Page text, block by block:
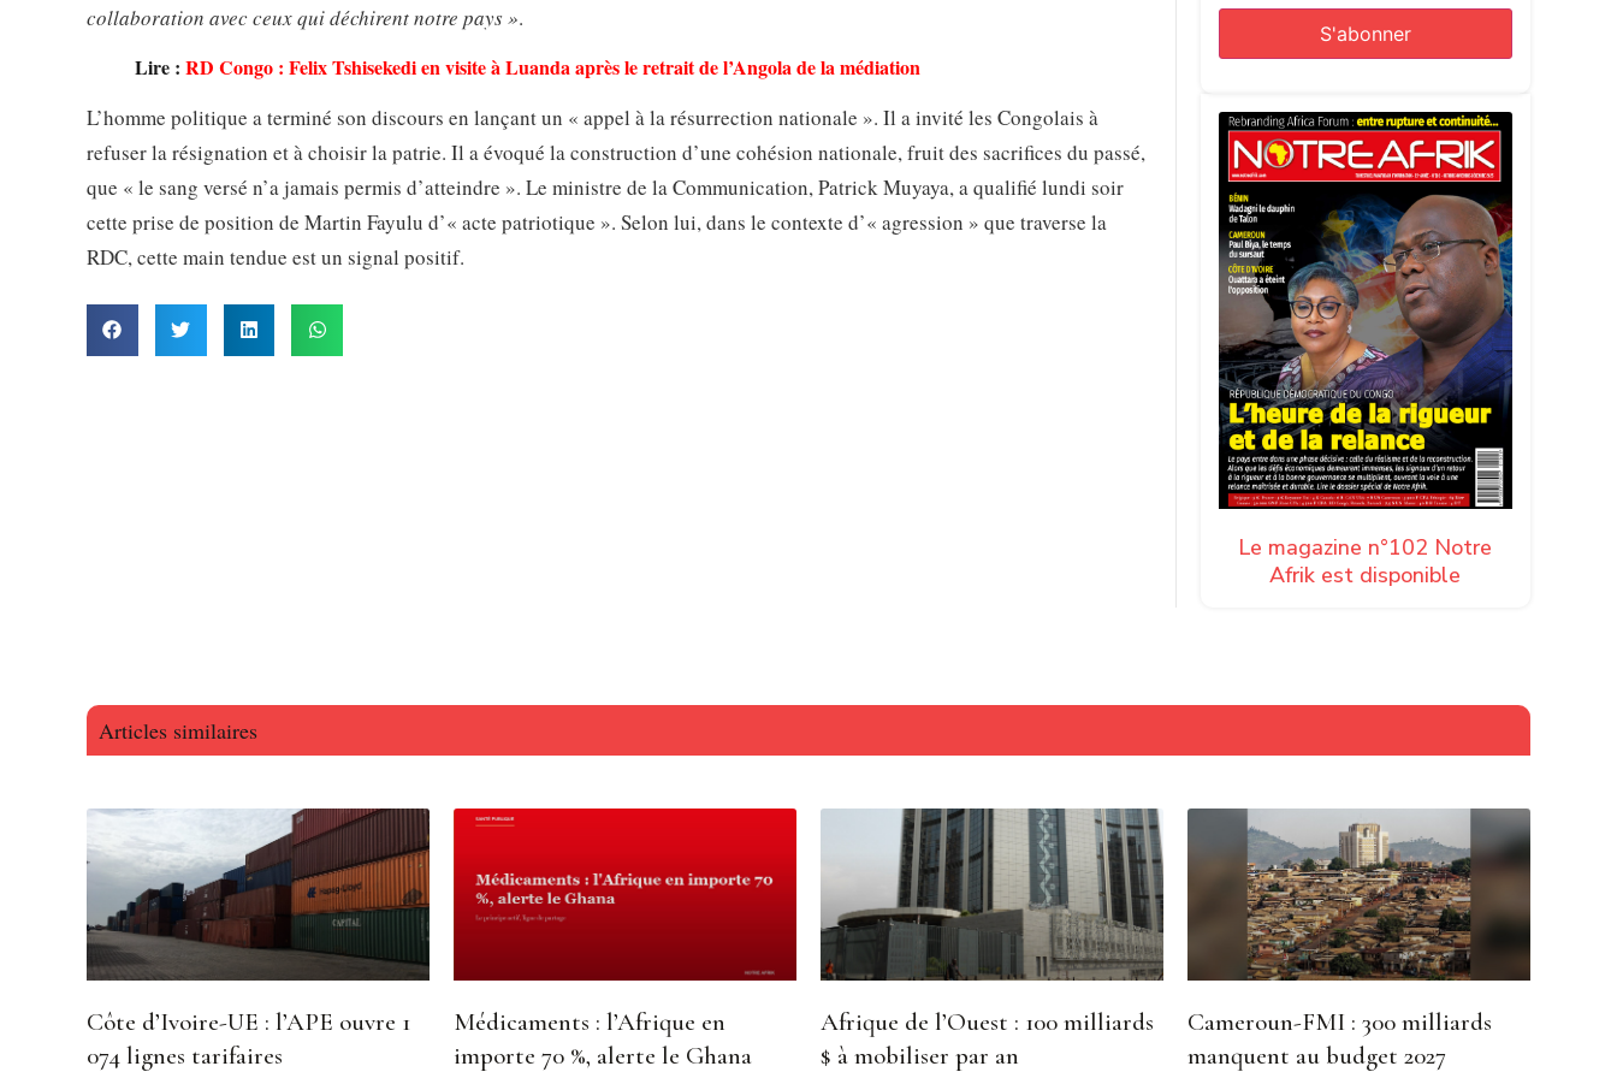
collaboration avec ceux qui déchirent notre pays ».
Lire : RD Congo : Felix Tshisekedi en visite à Luanda après le retrait de l’Angola de la médiation
L’homme politique a terminé son discours en lançant un « appel à la résurrection nationale ». Il a invité les Congolais à
refuser la résignation et à choisir la patrie. Il a évoqué la construction d’une cohésion nationale, fruit des sacrifices du passé,
que « le sang versé n’a jamais permis d’atteindre ». Le ministre de la Communication, Patrick Muyaya, a qualifié lundi soir
cette prise de position de Martin Fayulu d’« acte patriotique ». Selon lui, dans le contexte d’« agression » que traverse la
RDC, cette main tendue est un signal positif.
Le magazine n°102 Notre
Afrik est disponible
Articles similaires
Côte d’Ivoire-UE : l’APE ouvre 1
074 lignes tarifaires
Médicaments : l’Afrique en
importe 70 %, alerte le Ghana
Afrique de l’Ouest : 100 milliards
$ à mobiliser par an
Cameroun-FMI : 300 milliards
manquent au budget 2027